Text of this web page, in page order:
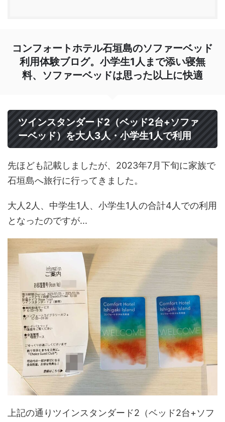
コンフォートホテル石垣島のソファーベッド
利用体験ブログ。小学生1人まで添い寝無
料、ソファーベッドは思った以上に快適
ツインスタンダード2（ベッド2台+ソファ
ーベッド）を大人3人・小学生1人で利用
先ほども記載しましたが、2023年7月下旬に家族で
石垣島へ旅行に行ってきました。
大人2人、中学生1人、小学生1人の合計4人での利用
となったのですが...
上記の通りツインスタンダード2（ベッド2台+ソフ